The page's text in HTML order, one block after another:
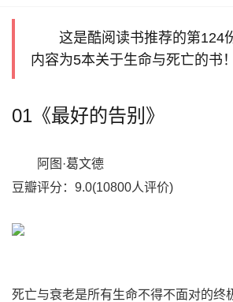
这是酷阅读书推荐的第124
内容为5本关于生命与死亡的书！
01《最好的告别》
阿图·葛文德
豆瓣评分：9.0(10800人评价)
死亡与衰老是所有生命不得不面对的终